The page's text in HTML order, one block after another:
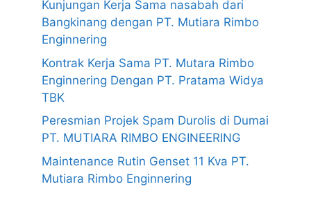
Kunjungan Kerja Sama nasabah dari
Bangkinang dengan PT. Mutiara Rimbo
Enginnering
Kontrak Kerja Sama PT. Mutara Rimbo
Enginnering Dengan PT. Pratama Widya
TBK
Peresmian Projek Spam Durolis di Dumai
PT. MUTIARA RIMBO ENGINEERING
Maintenance Rutin Genset 11 Kva PT.
Mutiara Rimbo Enginnering